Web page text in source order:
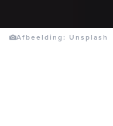
Afbeelding: Unsplash